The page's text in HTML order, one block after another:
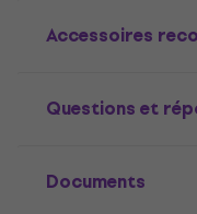
Accessoires
Questions et
Documents